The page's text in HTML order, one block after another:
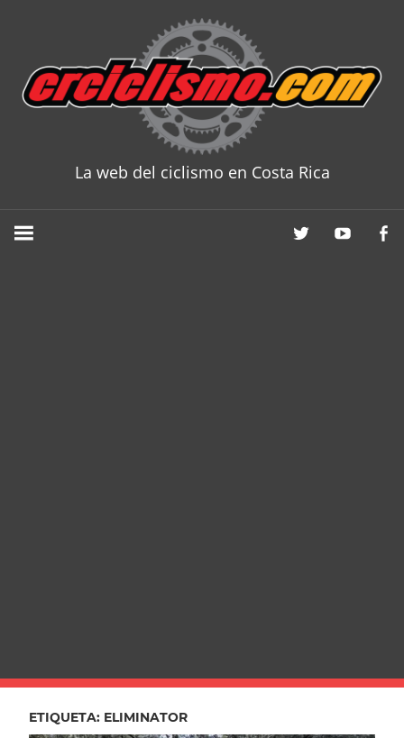
content
La web del ciclismo en Costa Rica
ETIQUETA: ELIMINATOR